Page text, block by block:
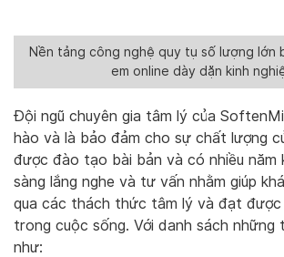
Nền tảng công nghệ quy tụ số lượng lớn
em online dày dặn kinh
Đội ngũ chuyên gia tâm lý của
hào và là bảo đảm cho sự chất lượng
được đào tạo bài bản và có nhiều năm
sàng lắng nghe và tư vấn nhằm giúp
qua các thách thức tâm lý và đạt được
trong cuộc sống. Với danh sách những
như: